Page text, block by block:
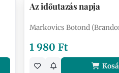
Az időutazás napja
Markovics Botond
1 980 Ft